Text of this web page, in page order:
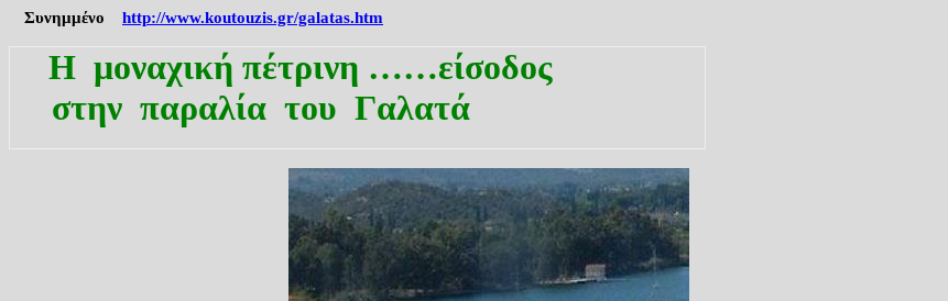
Συνημμένο http://www.koutouzis.gr/galatas.htm
Η μοναχική πέτρινη ……είσοδος
στην παραλία του Γαλατά